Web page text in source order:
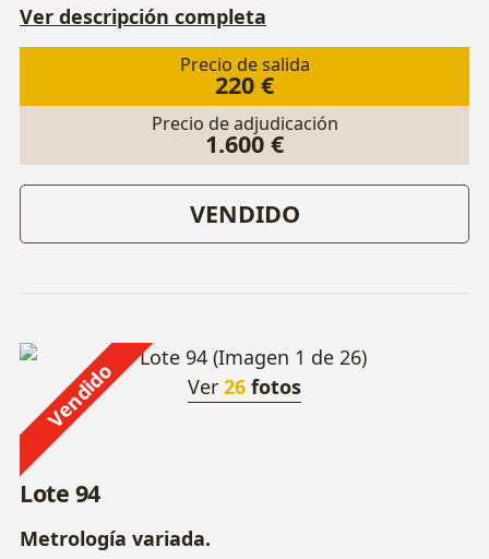
Aguja de Vicat PROETI + Agitador de aletas
HEIDOLPHmod. RZR 2051 CONTROL+ Agitador
arena + Útiles varios + Mesa trabajo
760 x 940 mm+ Mesa trabajo4400 x 760 x 940
Ver descripción completa
Precio de salida
220 €
Precio de adjudicación
1.600 €
VENDIDO
Vendido Ver 26 fotos
Lote 94
Metrología variada.